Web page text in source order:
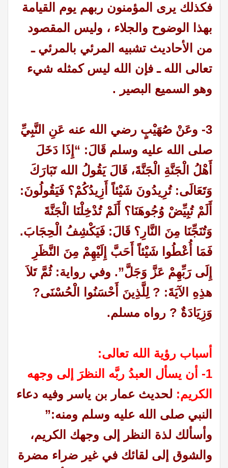
فكذلك يرى المؤمنون ربهم يوم القيامة
بهذا الوضوح والجلاء ، وليس المقصود
من الأحاديث تشبيه المرئي بالمرئي ـ
تعالى الله ـ فإن الله ليس كمثله شيء
وهو السميع البصير .
3- وعَنْ صُهَيْبٍ رضي الله عنه عَنِ النَّبِيِّ
صلى الله عليه وسلم قَالَ: “إِذَا دَخَلَ
أَهْلُ الْجَنَّةِ الْجَنَّةَ، قَالَ يَقُولُ الله تَبَارَكَ
وَتَعَالَى: تُرِيدُونَ شَيْئاً أَزِيدُكُمْ؟ فَيَقُولُونَ:
أَلَمْ تُبِيِّضْ وُجُوهَنَا؟ أَلَمْ تُدْخِلْنَا الْجَنَّةَ
وَتُنَجِّنَا مِنَ النَّارِ؟ قَالَ: فَيَكْشِفُ الْحِجَابَ.
فَمَا أُعْطُوا شَيْئاً أَحَبَّ إِلَيْهِمْ مِنَ النَّظَرِ
إِلَى رَبِّهِمْ عَزَّ وَجَلَّ”. وفي رواية: ثُمَّ تَلاَ
هذِهِ الآيَةَ: ? لِلَّذِينَ أَحْسَنُوا الْحُسْنَى?
وَزِيَادَةٌ ? رواه مسلم.
أسباب رؤية الله تعالى:
1- أن يسأل العبدُ ربَّه النظرَ إلى وجهه
الكريم: لحديث عمار بن ياسر وفيه دعاء
النبي صلى الله عليه وسلم ومنه:”
وأسألك لذة النظر إلى وجهك الكريم،
والشوق إلى لقائك في غير ضراء مضرة